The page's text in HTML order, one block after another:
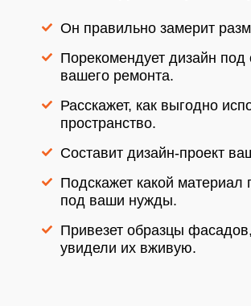
Он правильно замерит
Порекомендует дизайн под
вашего ремонта.
Расскажет, как выгодно
пространство.
Составит дизайн-проект
Подскажет какой материал
под ваши нужды.
Привезет образцы
увидели их вживую.